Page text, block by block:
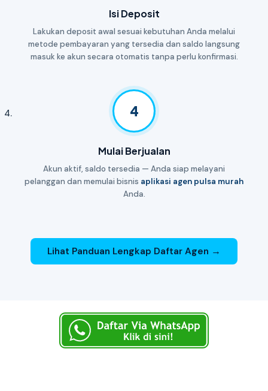
Isi Deposit
Lakukan deposit awal sesuai kebutuhan Anda melalui
metode pembayaran yang tersedia dan saldo langsung
masuk ke akun secara otomatis tanpa perlu konfirmasi.
4
Mulai Berjualan
Akun aktif, saldo tersedia — Anda siap melayani
pelanggan dan memulai bisnis aplikasi agen pulsa murah
Anda.
Lihat Panduan Lengkap Daftar Agen →